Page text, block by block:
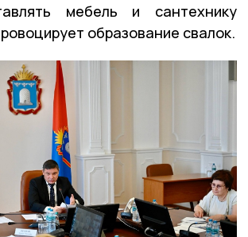
мебель и сантехнику
образование свалок.